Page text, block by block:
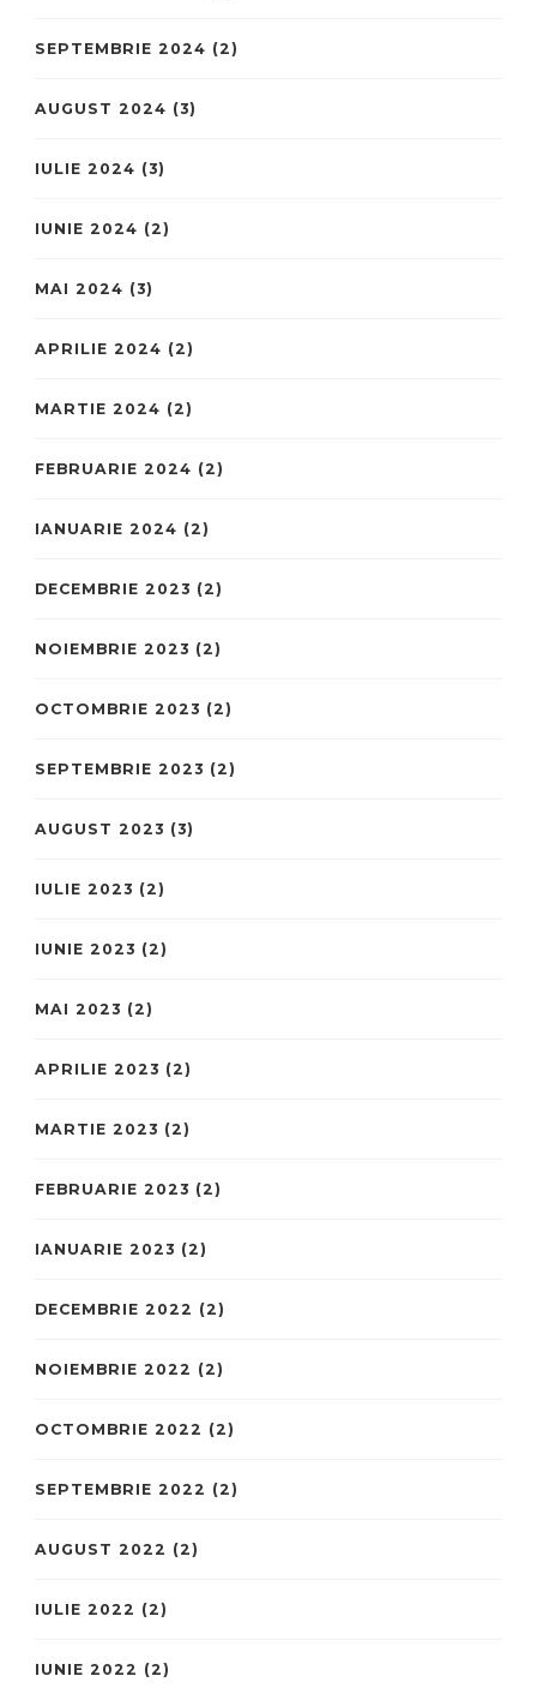
SEPTEMBRIE 2024 (2)
AUGUST 2024 (3)
IULIE 2024 (3)
IUNIE 2024 (2)
MAI 2024 (3)
APRILIE 2024 (2)
MARTIE 2024 (2)
FEBRUARIE 2024 (2)
IANUARIE 2024 (2)
DECEMBRIE 2023 (2)
NOIEMBRIE 2023 (2)
OCTOMBRIE 2023 (2)
SEPTEMBRIE 2023 (2)
AUGUST 2023 (3)
IULIE 2023 (2)
IUNIE 2023 (2)
MAI 2023 (2)
APRILIE 2023 (2)
MARTIE 2023 (2)
FEBRUARIE 2023 (2)
IANUARIE 2023 (2)
DECEMBRIE 2022 (2)
NOIEMBRIE 2022 (2)
OCTOMBRIE 2022 (2)
SEPTEMBRIE 2022 (2)
AUGUST 2022 (2)
IULIE 2022 (2)
IUNIE 2022 (2)